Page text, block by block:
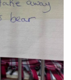
實質獎勵與津貼
準，並納入「疾
全聯會表示，
遊戲，絕不容許
。理事長陳麗琴
這不是為了處罰